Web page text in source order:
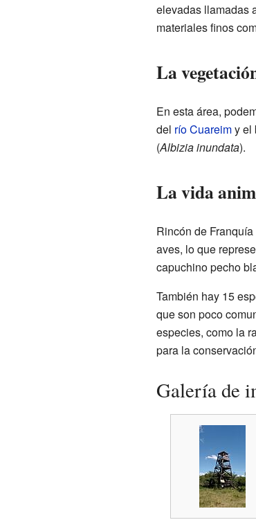
elevadas llamadas
materiales finos
La
En esta área,
del río Cuareimy el
(Albizia inundata).
La vida
Rincón de
aves, lo que
capuchino pecho
También hay 15
que son poco
especies, como la
para la
Galería de